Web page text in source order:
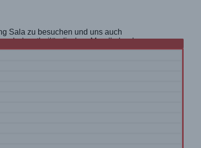
Sala zu besuchen und uns auch
dem thailändischen Mondkalender.
und Parks … und natürlich unsere